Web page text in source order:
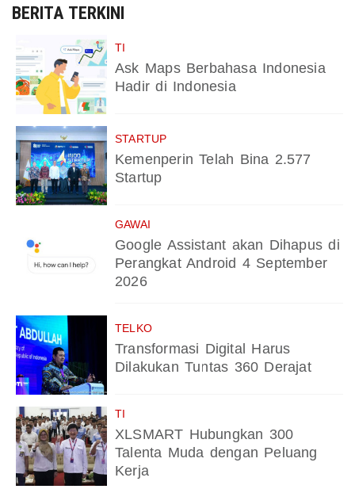
BERITA TERKINI
TI
Ask Maps Berbahasa Indonesia
Hadir di Indonesia
STARTUP
Kemenperin Telah Bina 2.577
Startup
GAWAI
Google Assistant akan Dihapus di
Perangkat Android 4 September
2026
TELKO
Transformasi Digital Harus
Dilakukan Tuntas 360 Derajat
TI
XLSMART Hubungkan 300
Talenta Muda dengan Peluang
Kerja